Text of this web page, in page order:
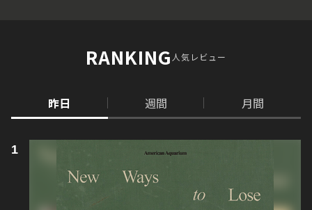
RANKING人気レビュー
昨日 週間 月間